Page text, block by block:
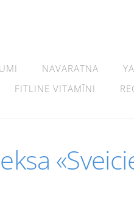
NAVARATNA
FITLINE VITAMĪNI